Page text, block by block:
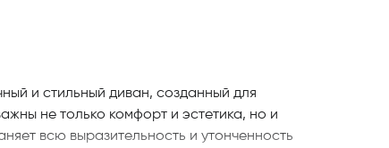
и стильный диван, созданный для
не только комфорт и эстетика, но и
всю выразительность и утонченность